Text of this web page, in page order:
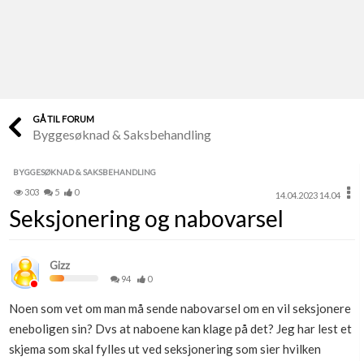
Finn håndverkere
Papirer som mangler
Skaff dokumentasjon som mangler
Kundeservice
Få svar på det du lurer på
Kom i gang med Boligmappa
Se din bolig? Klikk her
GÅ TIL FORUM
Byggesøknad & Saksbehandling
BYGGESØKNAD & SAKSBEHANDLING
303 5 0 14.04.2023 14.04
Seksjonering og nabovarsel
Gizz
94 0
Noen som vet om man må sende nabovarsel om en vil seksjonere
eneboligen sin? Dvs at naboene kan klage på det? Jeg har lest et
skjema som skal fylles ut ved seksjonering som sier hvilken